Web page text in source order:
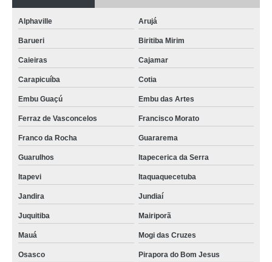
Alphaville Arujá
Barueri Biritiba Mirim
Caieiras Cajamar
Carapicuíba Cotia
Embu Guaçú Embu das Artes
Ferraz de Vasconcelos Francisco Morato
Franco da Rocha Guararema
Guarulhos Itapecerica da Serra
Itapevi Itaquaquecetuba
Jandira Jundiaí
Juquitiba Mairiporã
Mauá Mogi das Cruzes
Osasco Pirapora do Bom Jesus